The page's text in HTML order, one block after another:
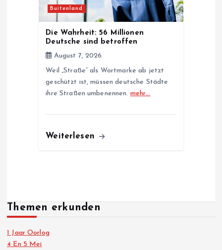
Buitenland
Die Wahrheit: 56 Millionen
Deutsche sind betroffen
August 7, 2026
Weil „Straße“ als Wortmarke ab jetzt
geschützt ist, müssen deutsche Städte
ihre Straßen umbenennen. mehr…
Weiterlesen
Themen erkunden
1 Jaar Oorlog
4 En 5 Mei